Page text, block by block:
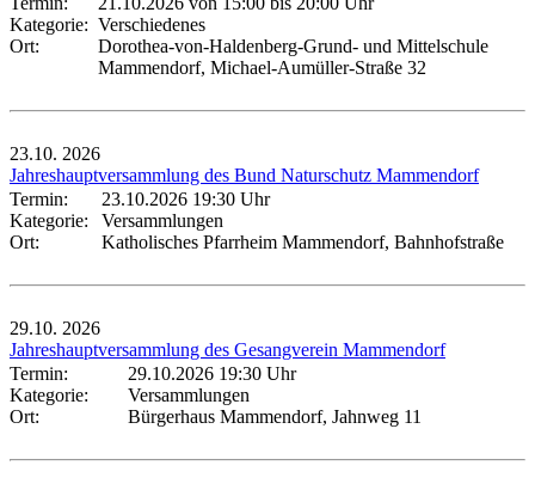
Kategorie: Verschiedenes
Ort:
Dorothea-von-Haldenberg-Grund- und Mittelschule
Mammendorf, Michael-Aumüller-Straße 32
23.10. 2026
Jahreshauptversammlung des Bund Naturschutz Mammendorf
Termin:
23.10.2026 19:30 Uhr
Kategorie:
Versammlungen
Ort:
Katholisches Pfarrheim Mammendorf, Bahnhofstraße
29.10. 2026
Jahreshauptversammlung des Gesangverein Mammendorf
Termin:
29.10.2026 19:30 Uhr
Kategorie:
Versammlungen
Ort:
Bürgerhaus Mammendorf, Jahnweg 11